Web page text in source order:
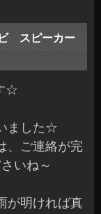
スピーカー
☆
ました☆
、ご連絡が完
いね～
が明ければ真